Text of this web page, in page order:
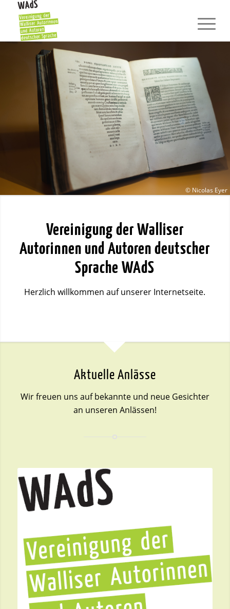
© Nicolas Eyer
Vereinigung der Walliser
Autorinnen und Autoren deutscher
Sprache WAdS
Herzlich willkommen auf unserer Internetseite.
Aktuelle Anlässe
Wir freuen uns auf bekannte und neue Gesichter
an unseren Anlässen!